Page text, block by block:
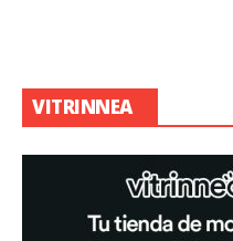
VITRINNEA